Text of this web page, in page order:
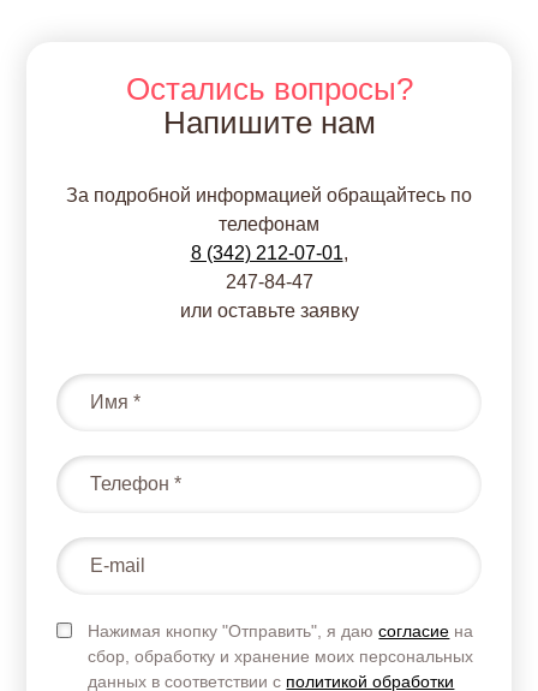
Остались вопросы?
Напишите нам
За подробной информацией обращайтесь по
телефонам
8 (342) 212-07-01,
247-84-47
или оставьте заявку
Нажимая кнопку "Отправить", я даюсогласие на
сбор, обработку и хранение моих персональных
данных в соответствии с политикой обработки